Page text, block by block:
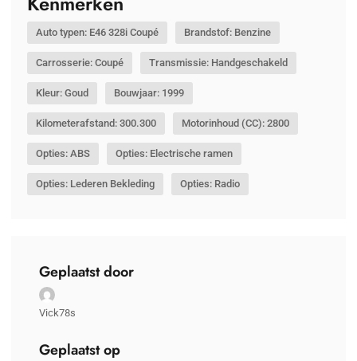
Auto typen: E46 328i Coupé Brandstof: Benzine
Carrosserie: Coupé Transmissie: Handgeschakeld
Kleur: Goud Bouwjaar: 1999
Kilometerafstand: 300.300 Motorinhoud (CC): 2800
Opties: ABS Opties: Electrische ramen
Opties: Lederen Bekleding Opties: Radio
Geplaatst door
Vick78s
Geplaatst op